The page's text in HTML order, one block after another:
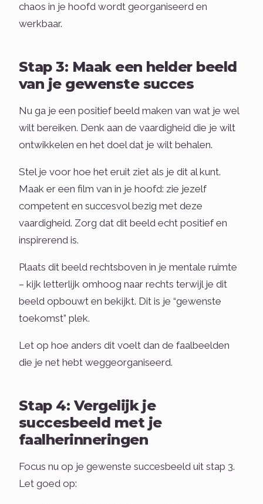
chaos in je hoofd wordt georganiseerd en
werkbaar.
Stap 3: Maak een helder beeld
van je gewenste succes
Nu ga je een positief beeld maken van wat je wel
wilt bereiken. Denk aan de vaardigheid die je wilt
ontwikkelen en het doel dat je wilt behalen.
Stel je voor hoe het eruit ziet als je dit al kunt.
Maak er een film van in je hoofd: zie jezelf
competent en succesvol bezig met deze
vaardigheid. Zorg dat dit beeld echt positief en
inspirerend is.
Plaats dit beeld rechtsboven in je mentale ruimte
– kijk letterlijk omhoog naar rechts terwijl je dit
beeld opbouwt en bekijkt. Dit is je “gewenste
toekomst” plek.
Let op hoe anders dit voelt dan de faalbeelden
die je net hebt weggeorganiseerd.
Stap 4: Vergelijk je
succesbeeld met je
faalherinneringen
Focus nu op je gewenste succesbeeld uit stap 3.
Let goed op: